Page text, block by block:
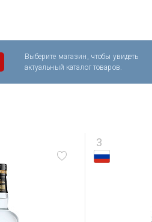
Выберите магазин, чтобы увидеть
актуальный каталог товаров.
3